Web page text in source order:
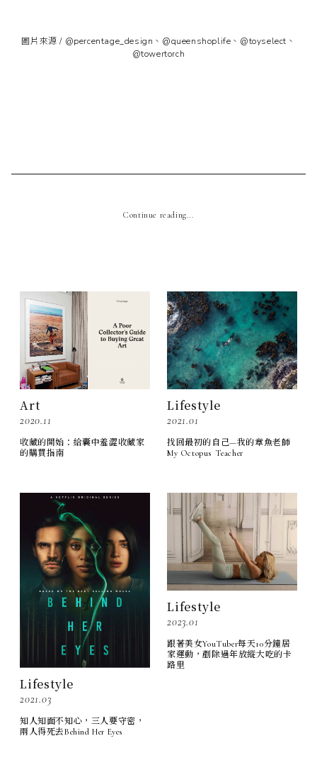
圖片來源 / @percentage_design 、 @queenshoplife 、 @toyselect 、
@towertorch
Continue reading...
Art
2020.11
收藏的開始：給囊中羞澀收藏家
的購買指南
Lifestyle
2021.01
找回最初的自己—我的章魚老師
My Octopus Teacher
Lifestyle
2021.03
知人知面不知心，三人要守密，
兩人得死去Behind Her Eyes
Lifestyle
2023.01
跟著美女YouTuber每天10分鐘居
家運動，剷除過年放縱大吃的卡
路里